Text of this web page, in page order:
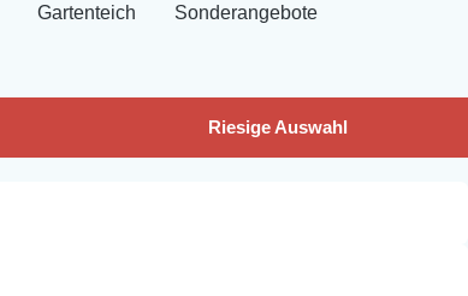
Gartenteich Sonderangebote
Riesige Auswahl